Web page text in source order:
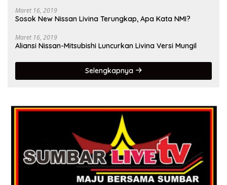
Maret 16, 2019
Sosok New Nissan Livina Terungkap, Apa Kata NMI?
Maret 16, 2019
Aliansi Nissan-Mitsubishi Luncurkan Livina Versi Mungil
Selengkapnya